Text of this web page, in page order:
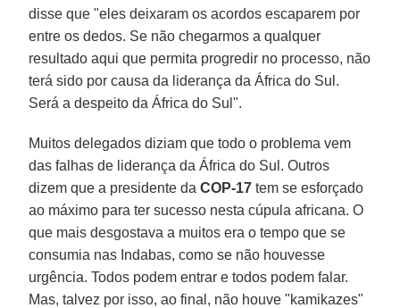
disse que "eles deixaram os acordos escaparem por
entre os dedos. Se não chegarmos a qualquer
resultado aqui que permita progredir no processo, não
terá sido por causa da liderança da África do Sul.
Será a despeito da África do Sul".
Muitos delegados diziam que todo o problema vem
das falhas de liderança da África do Sul. Outros
dizem que a presidente daCOP-17 tem se esforçado
ao máximo para ter sucesso nesta cúpula africana. O
que mais desgostava a muitos era o tempo que se
consumia nas Indabas, como se não houvesse
urgência. Todos podem entrar e todos podem falar.
Mas, talvez por isso, ao final, não houve "kamikazes"